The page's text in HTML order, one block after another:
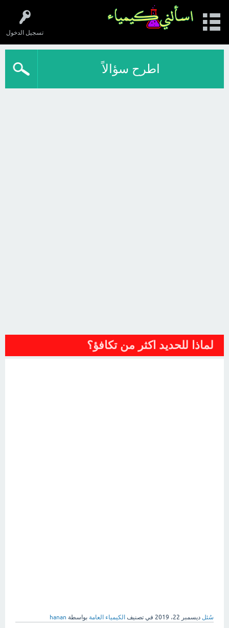
تسجيل الدخول
اطرح سؤالاً
لماذا للحديد اكثر من تكافؤ؟
سُئل ديسمبر 22، 2019 في تصنيف الكيمياء العامة بواسطة hanan